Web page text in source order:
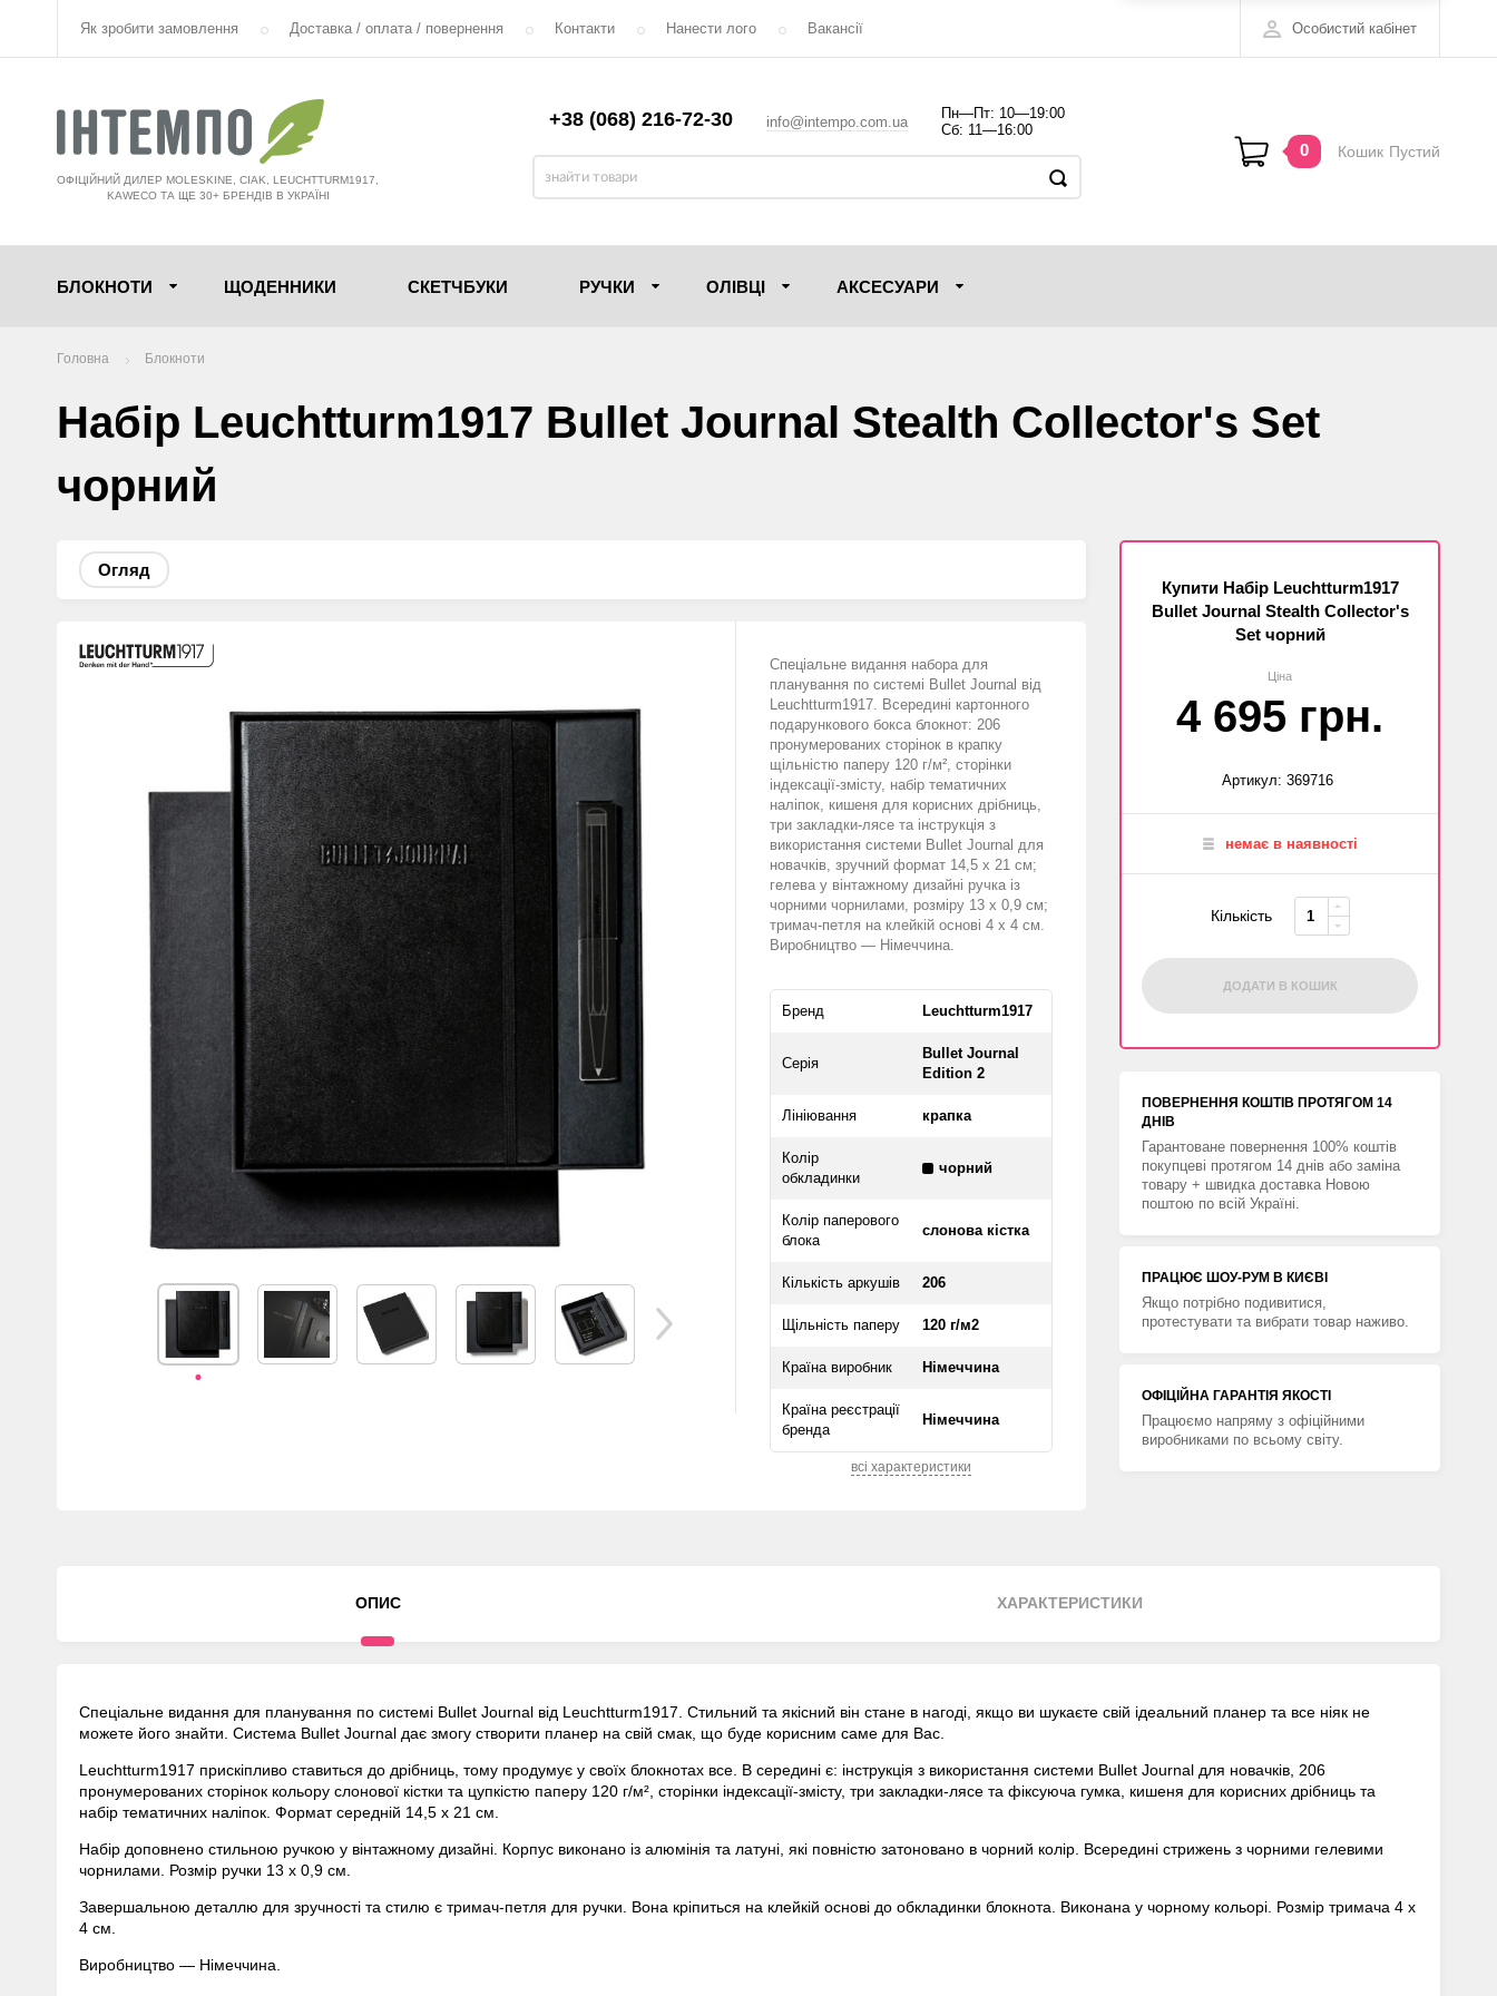
Як зробити замовлення Доставка / оплата / повернення Контакти Нанести лого Вакансії Особистий кабінет
ОФІЦІЙНИЙ ДИЛЕР MOLESKINE, CIAK, LEUCHTTURM1917,
KAWECO ТА ЩЕ 30+ БРЕНДІВ В УКРАЇНІ
+38 (068) 216-72-30 info@intempo.com.ua
Пн—Пт: 10—19:00
Сб: 11—16:00
0 Кошик Пустий
БЛОКНОТИ ЩОДЕННИКИ СКЕТЧБУКИ РУЧКИ ОЛIВЦI АКСЕСУАРИ
Головна Блокноти
Набір Leuchtturm1917 Bullet Journal Stealth Collector's Set
чорний
Огляд
товаров
Спеціальне видання набора для
планування по системі Bullet Journal від
Leuchtturm1917. Всередині картонного
подарункового бокса блокнот: 206
пронумерованих сторінок в крапку
щільністю паперу 120 г/м², сторінки
індексації-змісту, набір тематичних
наліпок, кишеня для корисних дрібниць,
три закладки-лясе та інструкція з
використання системи Bullet Journal для
новачків, зручний формат 14,5 х 21 см;
гелева у вінтажному дизайні ручка із
чорними чорнилами, розміру 13 х 0,9 см;
тримач-петля на клейкій основі 4 х 4 см.
Виробництво — Німеччина.
Бренд Leuchtturm1917
Серія
Bullet Journal
Edition 2
Лініювання крапка
Колір
обкладинки
чорний
Колір паперового
блока
слонова кістка
Кількість аркушів 206
Щільність паперу 120 г/м2
Країна виробник Німеччина
Країна реєстрації
бренда
Німеччина
всі характеристики
Купити Набір Leuchtturm1917
Bullet Journal Stealth Collector's
Set чорний
Ціна
4 695 грн.
Артикул: 369716
немає в наявності
Кількість
ДОДАТИ В КОШИК
ПОВЕРНЕННЯ КОШТIВ ПРОТЯГОМ 14
ДНIВ
Гарантоване повернення 100% коштів
покупцеві протягом 14 днів або заміна
товару + швидка доставка Новою
поштою по всій Україні.
ПРАЦЮЄ ШОУ-РУМ В КИЄВІ
Якщо потрібно подивитися,
протестувати та вибрати товар наживо.
ОФІЦІЙНА ГАРАНТІЯ ЯКОСТІ
Працюємо напряму з офіційними
виробниками по всьому світу.
ОПИС ХАРАКТЕРИСТИКИ
Спеціальне видання для планування по системі Bullet Journal від Leuchtturm1917. Стильний та якісний він стане в нагоді, якщо ви шукаєте свій ідеальний планер та все ніяк не
можете його знайти. Система Bullet Journal дає змогу створити планер на свій смак, що буде корисним саме для Вас.
Leuchtturm1917 прискіпливо ставиться до дрібниць, тому продумує у своїх блокнотах все. В середині є: інструкція з використання системи Bullet Journal для новачків, 206
пронумерованих сторінок кольору слонової кістки та цупкістю паперу 120 г/м², сторінки індексації-змісту, три закладки-лясе та фіксуюча гумка, кишеня для корисних дрібниць та
набір тематичних наліпок. Формат середній 14,5 х 21 см.
Набір доповнено стильною ручкою у вінтажному дизайні. Корпус виконано із алюмінія та латуні, які повністю затоновано в чорний колір. Всередині стрижень з чорними гелевими
чорнилами. Розмір ручки 13 х 0,9 см.
Завершальною деталлю для зручності та стилю є тримач-петля для ручки. Вона кріпиться на клейкій основі до обкладинки блокнота. Виконана у чорному кольорі. Розмір тримача 4 х
4 см.
Виробництво — Німеччина.